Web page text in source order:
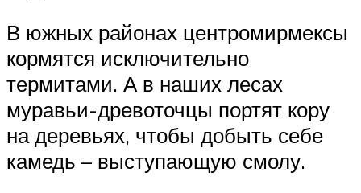
В южных районах центромирмексы
кормятся исключительно
термитами. А в наших лесах
муравьи-древоточцы портят кору
на деревьях, чтобы добыть себе
камедь – выступающую смолу.